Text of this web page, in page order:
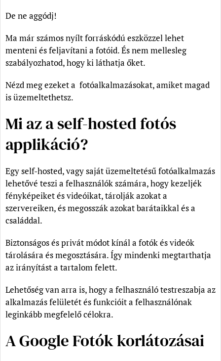
De ne aggódj!
Ma már számos nyílt forráskódú eszközzel lehet
menteni és feljavítani a fotóid. És nem mellesleg
szabályozhatod, hogy ki láthatja őket.
Nézd meg ezeket a fotóalkalmazásokat, amiket magad
is üzemeltethetsz.
Mi az a self-hosted fotós
applikáció?
Egy self-hosted, vagy saját üzemeltetésű fotóalkalmazás
lehetővé teszi a felhasználók számára, hogy kezeljék
fényképeiket és videóikat, tárolják azokat a
szervereiken, és megosszák azokat barátaikkal és a
családdal.
Biztonságos és privát módot kínál a fotók és videók
tárolására és megosztására. Így mindenki megtarthatja
az irányítást a tartalom felett.
Lehetőség van arra is, hogy a felhasználó testreszabja az
alkalmazás felületét és funkcióit a felhasználónak
leginkább megfelelő célokra.
A Google Fotók korlátozásai